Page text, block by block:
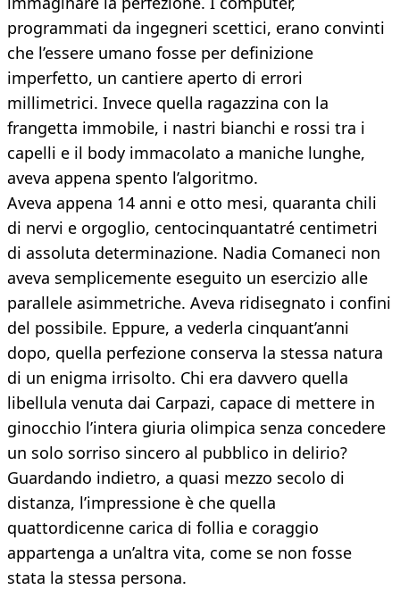
programmati da ingegneri scettici, erano convinti
che l’essere umano fosse per definizione
imperfetto, un cantiere aperto di errori
millimetrici. Invece quella ragazzina con la
frangetta immobile, i nastri bianchi e rossi tra i
capelli e il body immacolato a maniche lunghe,
aveva appena spento l’algoritmo.
Aveva appena 14 anni e otto mesi, quaranta chili
di nervi e orgoglio, centocinquantatré centimetri
di assoluta determinazione. Nadia Comaneci non
aveva semplicemente eseguito un esercizio alle
parallele asimmetriche. Aveva ridisegnato i confini
del possibile. Eppure, a vederla cinquant’anni
dopo, quella perfezione conserva la stessa natura
di un enigma irrisolto. Chi era davvero quella
libellula venuta dai Carpazi, capace di mettere in
ginocchio l’intera giuria olimpica senza concedere
un solo sorriso sincero al pubblico in delirio?
Guardando indietro, a quasi mezzo secolo di
distanza, l’impressione è che quella
quattordicenne carica di follia e coraggio
appartenga a un’altra vita, come se non fosse
stata la stessa persona.